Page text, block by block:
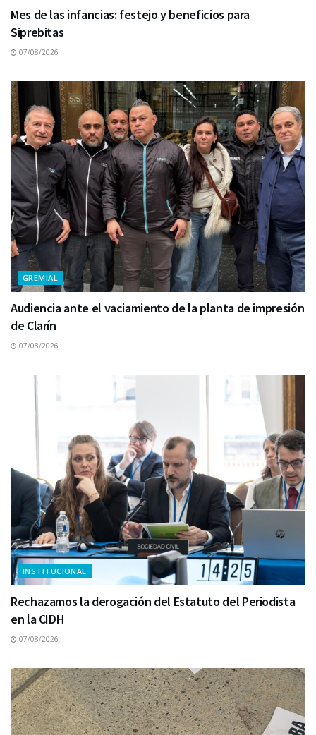
Mes de las infancias: festejo y beneficios para
Siprebitas
07/08/2026
GREMIAL
Audiencia ante el vaciamiento de la planta de impresión
de Clarín
07/08/2026
INSTITUCIONAL
Rechazamos la derogación del Estatuto del Periodista
en la CIDH
07/08/2026